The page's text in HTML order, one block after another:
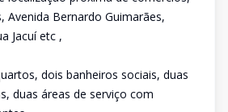
Avenida Bernardo Guimarães,
Jacuí etc ,
dois banheiros sociais, duas
duas áreas de serviço com